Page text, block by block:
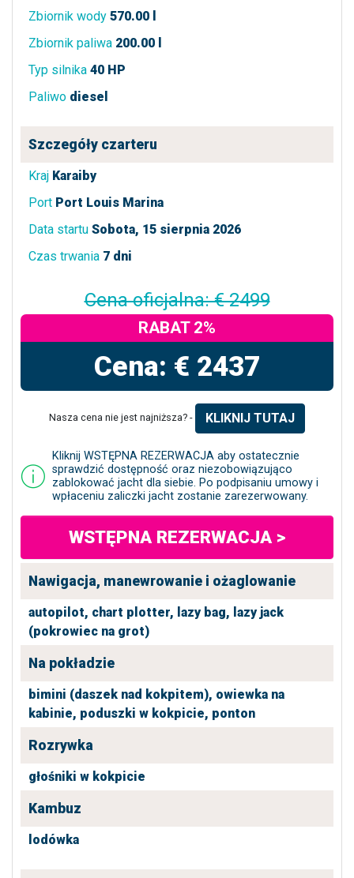
Zbiornik wody 570.00 l
Zbiornik paliwa 200.00 l
Typ silnika 40 HP
Paliwo diesel
Szczegóły czarteru
Kraj Karaiby
Port Port Louis Marina
Data startu Sobota, 15 sierpnia 2026
Czas trwania 7 dni
Cena oficjalna: € 2499
RABAT 2%
Cena: € 2437
Nasza cena nie jest najniższa? - KLIKNIJ TUTAJ
Kliknij WSTĘPNA REZERWACJA aby ostatecznie
sprawdzić dostępność oraz niezobowiązująco
zablokować jacht dla siebie. Po podpisaniu umowy i
wpłaceniu zaliczki jacht zostanie zarezerwowany.
WSTĘPNA REZERWACJA >
Nawigacja, manewrowanie i ożaglowanie
autopilot, chart plotter, lazy bag, lazy jack
(pokrowiec na grot)
Na pokładzie
bimini (daszek nad kokpitem), owiewka na
kabinie, poduszki w kokpicie, ponton
Rozrywka
głośniki w kokpicie
Kambuz
lodówka